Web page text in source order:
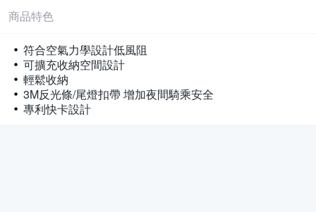
商品特色
符合空氣力學設計低風阻
可擴充收納空間設計
輕鬆收納
3M反光條/尾燈扣帶 增加夜間騎乘安全
專利快卡設計